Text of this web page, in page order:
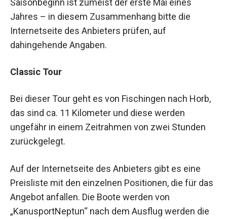
Saisonbeginn ist zumeist der erste Mai eines
Jahres – in diesem Zusammenhang bitte die
Internetseite des Anbieters prüfen, auf
dahingehende Angaben.
Classic Tour
Bei dieser Tour geht es von Fischingen nach Horb,
das sind ca. 11 Kilometer und diese werden
ungefähr in einem Zeitrahmen von zwei Stunden
zurückgelegt.
Auf der Internetseite des Anbieters gibt es eine
Preisliste mit den einzelnen Positionen, die für das
Angebot anfallen. Die Boote werden von
„KanusportNeptun“ nach dem Ausflug werden die